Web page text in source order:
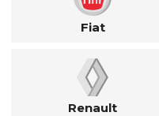
Fiat
Renault